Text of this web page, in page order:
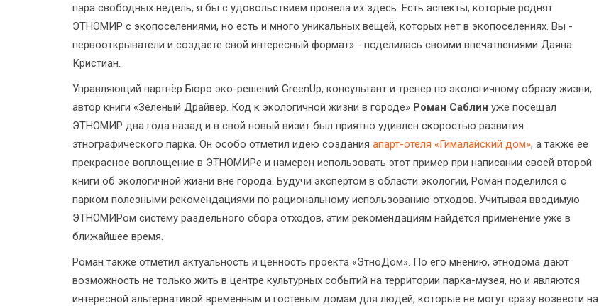
пара свободных недель, я бы с удовольствием провела их здесь. Есть аспекты, которые роднят
ЭТНОМИР с экопоселениями, но есть и много уникальных вещей, которых нет в экопоселениях. Вы -
первооткрыватели и создаете свой интересный формат» - поделилась своими впечатлениями Даяна
Кристиан.
Управляющий партнёр Бюро эко-решений GreenUp, консультант и тренер по экологичному образу жизни,
автор книги «Зеленый Драйвер. Код к экологичной жизни в городе» Роман Саблин уже посещал
ЭТНОМИР два года назад и в свой новый визит был приятно удивлен скоростью развития
этнографического парка. Он особо отметил идею создания апарт-отеля «Гималайский дом», а также ее
прекрасное воплощение в ЭТНОМИРе и намерен использовать этот пример при написании своей второй
книги об экологичной жизни вне города. Будучи экспертом в области экологии, Роман поделился с
парком полезными рекомендациями по рациональному использованию отходов. Учитывая вводимую
ЭТНОМИРом систему раздельного сбора отходов, этим рекомендациям найдется применение уже в
ближайшее время.
Роман также отметил актуальность и ценность проекта «ЭтноДом». По его мнению, этнодома дают
возможность не только жить в центре культурных событий на территории парка-музея, но и являются
интересной альтернативой временным и гостевым домам для людей, которые не могут сразу возвести на